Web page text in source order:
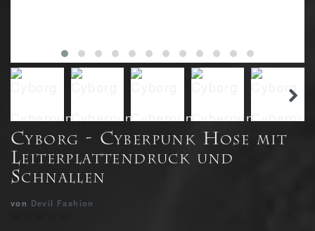
Cyborg - Cyberpunk Hose mit
Leiterplattendruck und
Schnallen
von Devil Fashion